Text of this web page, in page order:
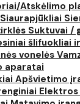
Atskėlimo
Siaurapjūkliai
Suktuvai /
šlifuokliai
vonelės
aparatai
Apšvietimo